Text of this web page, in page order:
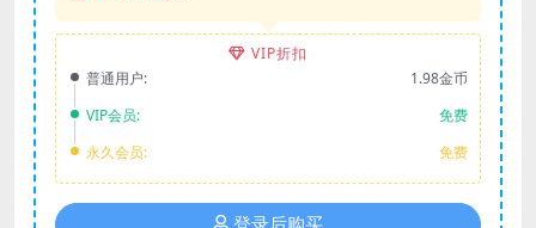
VIP折扣
普通用户:
1.98金币
VIP会员:
免费
永久会员:
免费
登录后购买